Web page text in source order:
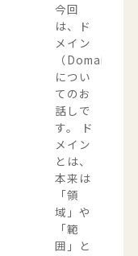
今回
は、ド
メイン
（Domain）
につい
てのお
話しで
す。 ド
メイン
とは、
本来は
「領
域」や
「範
囲」と